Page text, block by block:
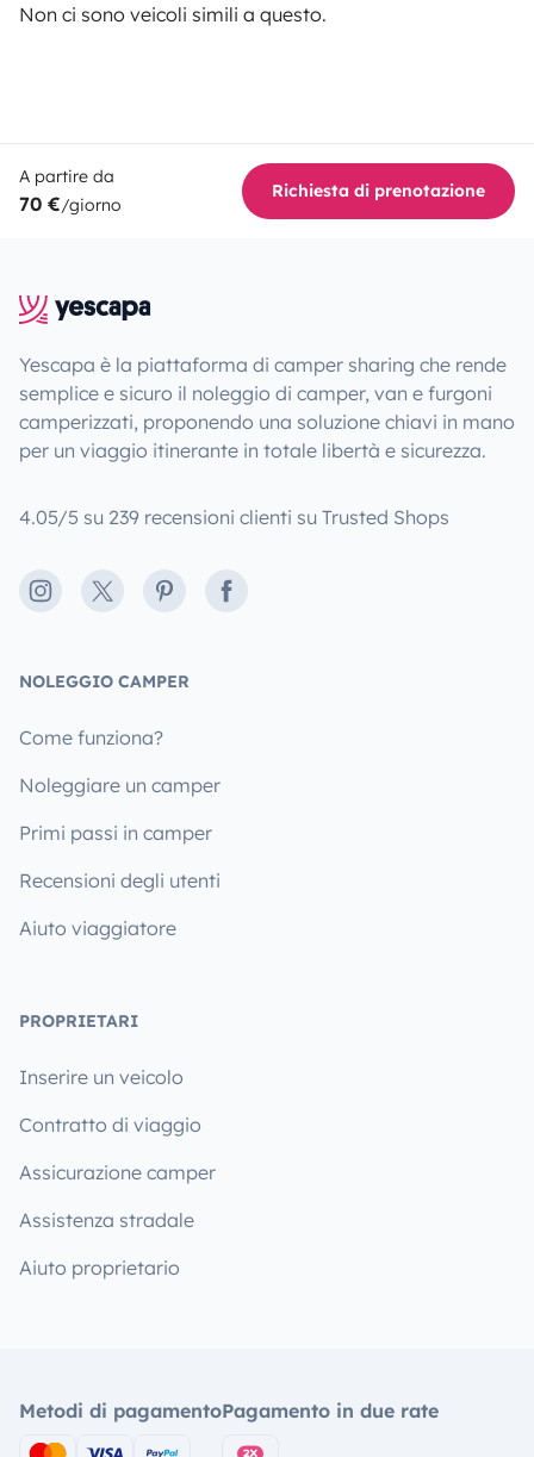
Non ci sono veicoli simili a questo.
A partire da
70 €/giorno
Richiesta di prenotazione
Yescapa è la piattaforma di camper sharing che rende
semplice e sicuro il noleggio di camper, van e furgoni
camperizzati, proponendo una soluzione chiavi in mano
per un viaggio itinerante in totale libertà e sicurezza.
4.05/5 su 239 recensioni clienti su Trusted Shops
Instagram
X PinterestFacebook
NOLEGGIO CAMPER
Come funziona?
Noleggiare un camper
Primi passi in camper
Recensioni degli utenti
Aiuto viaggiatore
PROPRIETARI
Inserire un veicolo
Contratto di viaggio
Assicurazione camper
Assistenza stradale
Aiuto proprietario
Metodi di pagamentoPagamento in due rate